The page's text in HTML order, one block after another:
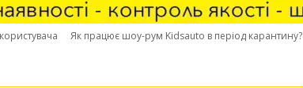
Як працює шоу-рум Kidsauto в період карантину?